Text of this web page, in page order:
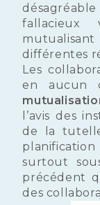
fallacieux
différentes
Les
en aucun
l’avis des
de la
surtout
précédent
des